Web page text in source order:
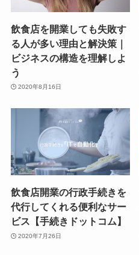
飲食店を開業しても失敗す
る人が多い理由と解決策｜
ビジネスの構造を理解しよ
う
2020年8月16日
飲食店開業の行政手続きを
代行してくれる便利なサー
ビス【手続きドットコム】
2020年7月26日